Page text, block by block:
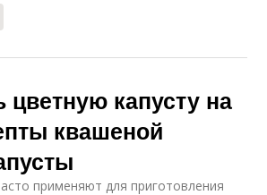
цветную капусту на
квашеной
применяют для приготовления